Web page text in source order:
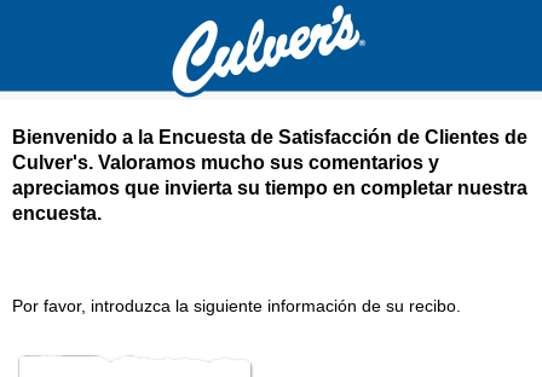
Bienvenido a la Encuesta de Satisfacción de Clientes de
Culver's. Valoramos mucho sus comentarios y
apreciamos que invierta su tiempo en completar nuestra
encuesta.
Culver's Encuesta de satisfacción del cliente
Por favor, introduzca la siguiente información de su recibo.